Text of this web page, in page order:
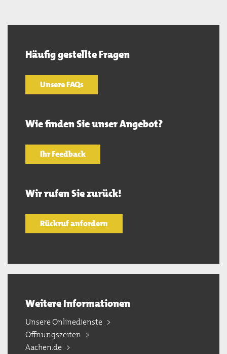
Häufig gestellte Fragen
Unsere FAQs
Wie finden Sie unser Angebot?
Ihr Feedback
Wir rufen Sie zurück!
Rückruf anfordern
Weitere Informationen
Unsere Onlinedienste
Öffnungszeiten
Aachen.de